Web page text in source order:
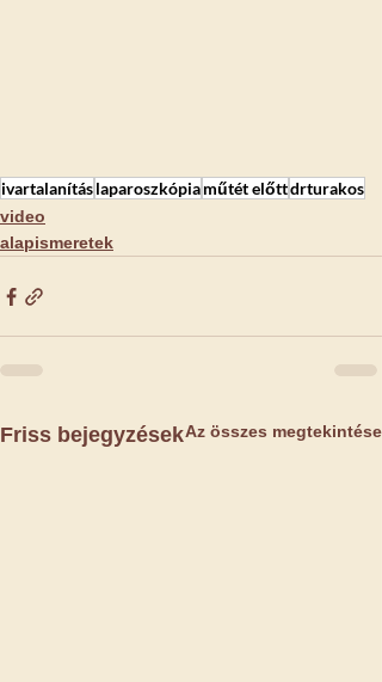
ivartalanításlaparoszkópiaműtét előttdrturakos
video
alapismeretek
Friss bejegyzésekAz összes megtekintése